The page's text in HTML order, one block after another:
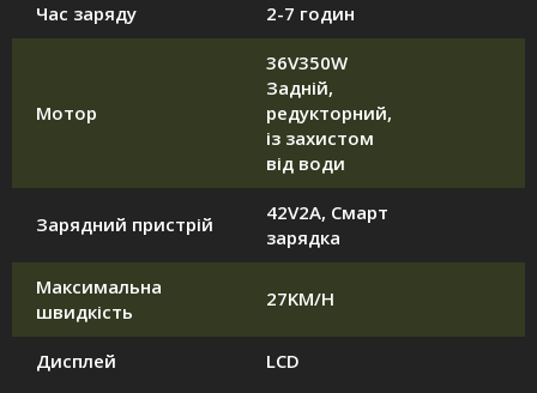
Час заряду 2-7 годин
Мотор
36V350W
Задній,
редукторний,
із захистом
від води
Зарядний пристрій
42V2A, Смарт
зарядка
Максимальна
швидкість
27KM/H
Дисплей LCD